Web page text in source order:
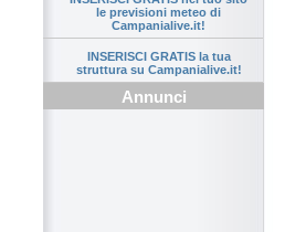
le previsioni meteo di
Campanialive.it!
INSERISCI GRATIS la tua
struttura su Campanialive.it!
Annunci